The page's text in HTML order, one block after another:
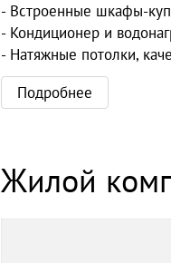
- Встроенные шкафы-
- Кондиционер и
- Натяжные потолки,
Подробнее
Жилой